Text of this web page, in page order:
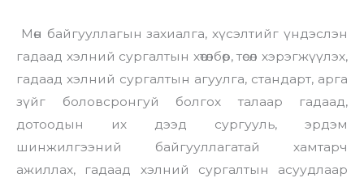
Мөн байгууллагын захиалга, хүсэлтийг үндэслэн
гадаад хэлний сургалтын хөтөлбөр, төсөл хэрэгжүүлэх,
гадаад хэлний сургалтын агуулга, стандарт, арга
зүйг боловсронгуй болгох талаар гадаад,
дотоодын их дээд сургууль, эрдэм
шинжилгээний байгууллагатай хамтарч
ажиллах, гадаад хэлний сургалтын асуудлаар